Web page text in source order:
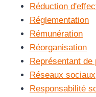
Réduction
Réglementation
Rémunération
Réorganisation
Représentant de
Réseaux sociaux
Responsabilité